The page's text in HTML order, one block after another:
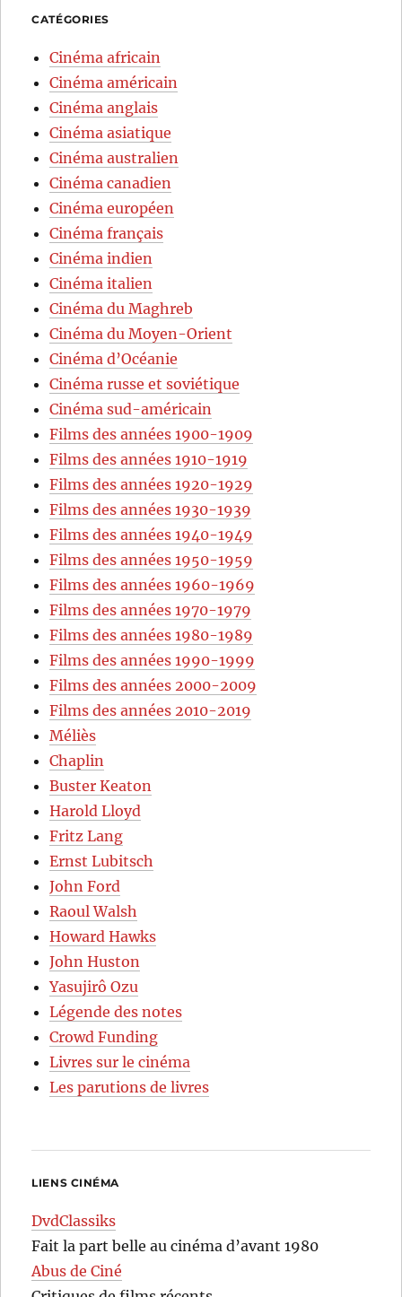
CATÉGORIES
Cinéma africain
Cinéma américain
Cinéma anglais
Cinéma asiatique
Cinéma australien
Cinéma canadien
Cinéma européen
Cinéma français
Cinéma indien
Cinéma italien
Cinéma du Maghreb
Cinéma du Moyen-Orient
Cinéma d’Océanie
Cinéma russe et soviétique
Cinéma sud-américain
Films des années 1900-1909
Films des années 1910-1919
Films des années 1920-1929
Films des années 1930-1939
Films des années 1940-1949
Films des années 1950-1959
Films des années 1960-1969
Films des années 1970-1979
Films des années 1980-1989
Films des années 1990-1999
Films des années 2000-2009
Films des années 2010-2019
Méliès
Chaplin
Buster Keaton
Harold Lloyd
Fritz Lang
Ernst Lubitsch
John Ford
Raoul Walsh
Howard Hawks
John Huston
Yasujirô Ozu
Légende des notes
Crowd Funding
Livres sur le cinéma
Les parutions de livres
LIENS CINÉMA
DvdClassiks
Fait la part belle au cinéma d’avant 1980
Abus de Ciné